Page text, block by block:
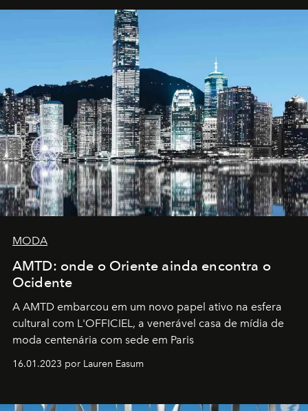
MODA
AMTD: onde o Oriente ainda encontra o
Ocidente
A AMTD embarcou em um novo papel ativo na esfera
cultural com L'OFFICIEL, a venerável casa de mídia de
moda centenária com sede em Paris
16.01.2023 por Lauren Easum